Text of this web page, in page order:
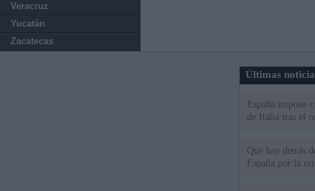
Veracruz
Yucatán
Zacatecas
Últimas
España impone
de Italia tras el
Qué hay detrás
España por la